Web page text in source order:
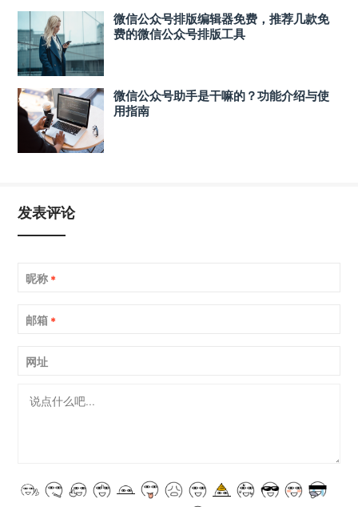
微信公众号排版编辑器免费，推荐几款免
费的微信公众号排版工具
微信公众号助手是干嘛的？功能介绍与使
用指南
发表评论
昵称 *
邮箱 *
网址